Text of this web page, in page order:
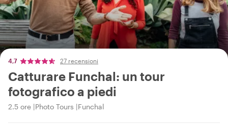
4,7 27 recensioni
Catturare Funchal: un tour
fotografico a piedi
2.5 ore Photo Tours Funchal